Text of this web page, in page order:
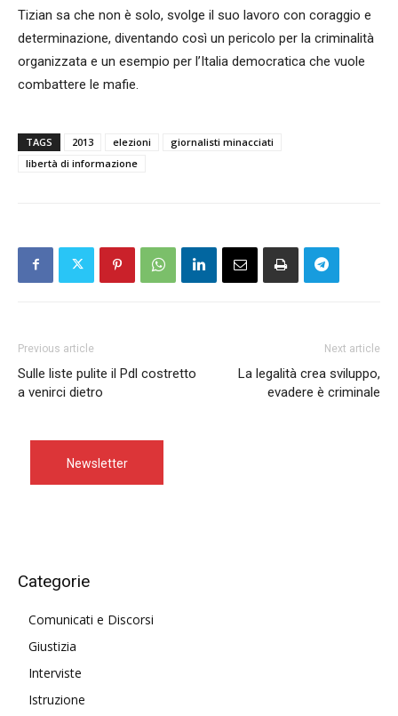
Tizian sa che non è solo, svolge il suo lavoro con coraggio e
determinazione, diventando così un pericolo per la criminalità
organizzata e un esempio per l’Italia democratica che vuole
combattere le mafie.
TAGS 2013 elezioni
giornalisti minacciati
libertà di informazione
Previous article
Sulle liste pulite il Pdl costretto
a venirci dietro
Next article
La legalità crea sviluppo,
evadere è criminale
Newsletter
Categorie
Comunicati e Discorsi
Giustizia
Interviste
Istruzione